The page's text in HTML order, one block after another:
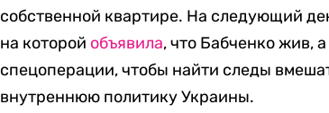
собственной квартире. На следующий
на которой объявила, что Бабченко жив,
спецоперации, чтобы найти следы
внутреннюю политику Украины.